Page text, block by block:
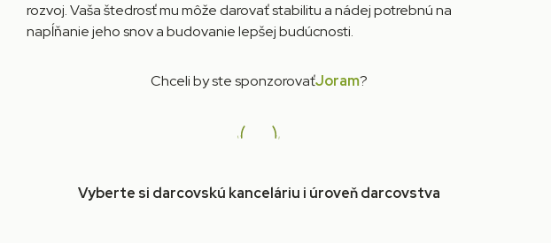
rozvoj. Vaša štedrosť mu môže darovať stabilitu a nádej potrebnú na
napĺňanie jeho snov a budovanie lepšej budúcnosti.
Chceli by ste sponzorovaťJoram?
Vyberte si darcovskú kanceláriu i úroveň darcovstva